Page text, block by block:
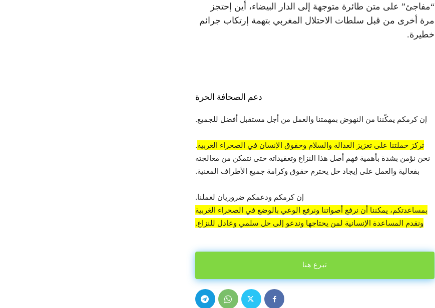
“مفاجئ” على متن طائرة متوجهة إلى الدار البيضاء، أين إحتجز
مرة أخرى من قبل سلطات الاحتلال المغربي بتهمة إرتكاب جرائم
خطيرة.
دعم الصحافة الحرة
إن كرمكم يمكّننا من النهوض بمهمتنا والعمل من أجل مستقبل أفضل للجميع.
تركز حملتنا على تعزيز العدالة والسلام وحقوق الإنسان في الصحراء الغربية.
نحن نؤمن بشدة بأهمية فهم أصل هذا النزاع وتعقيداته حتى نتمكن من معالجته
بفعالية والعمل على إيجاد حل يحترم حقوق وكرامة جميع الأطراف المعنية.
إن كرمكم ودعمكم ضروريان لعملنا.
بمساعدتكم، يمكننا أن نرفع أصواتنا ونرفع الوعي بالوضع في الصحراء الغربية
ونقدم المساعدة الإنسانية لمن يحتاجها وندعو إلى حل سلمي وعادل للنزاع.
تبرع هنا